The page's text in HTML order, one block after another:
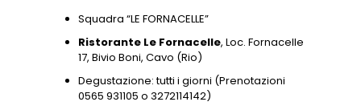
Squadra “LE FORNACELLE”
Ristorante Le Fornacelle, Loc. Fornacelle
17, Bivio Boni, Cavo (Rio)
Degustazione: tutti i giorni (Prenotazioni
0565 931105 o 3272114142)